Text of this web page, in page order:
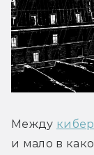
Между
и мало в